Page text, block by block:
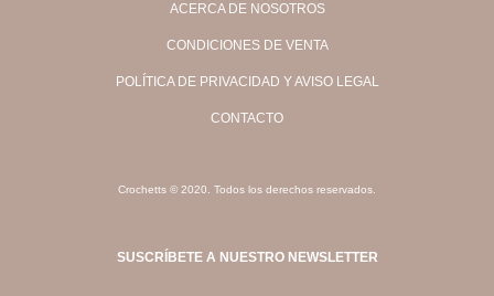
ACERCA DE NOSOTROS
CONDICIONES DE VENTA
POLÍTICA DE PRIVACIDAD Y AVISO LEGAL
CONTACTO
Crochetts © 2020. Todos los derechos reservados.
SUSCRÍBETE A NUESTRO NEWSLETTER